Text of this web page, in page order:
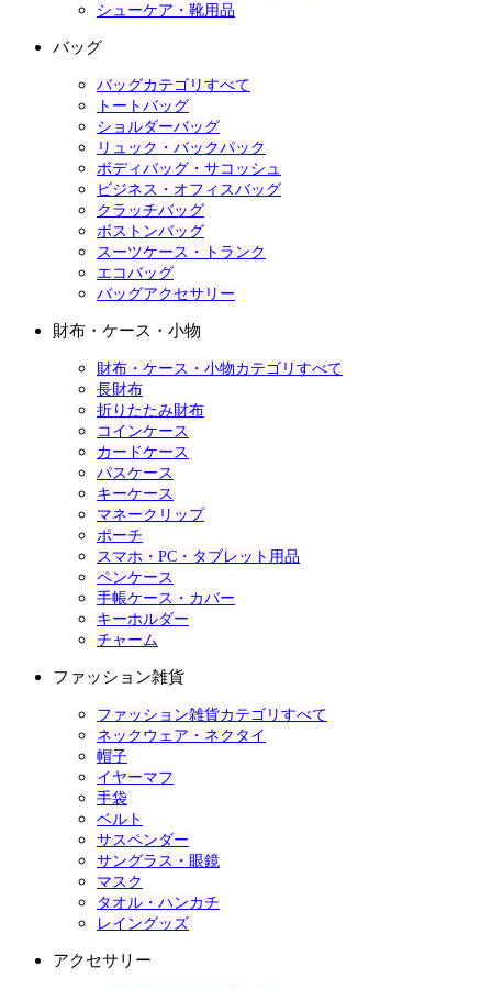
シューケア・靴用品
バッグ
バッグカテゴリすべて
トートバッグ
ショルダーバッグ
リュック・バックパック
ボディバッグ・サコッシュ
ビジネス・オフィスバッグ
クラッチバッグ
ボストンバッグ
スーツケース・トランク
エコバッグ
バッグアクセサリー
財布・ケース・小物
財布・ケース・小物カテゴリすべて
長財布
折りたたみ財布
コインケース
カードケース
パスケース
キーケース
マネークリップ
ポーチ
スマホ・PC・タブレット用品
ペンケース
手帳ケース・カバー
キーホルダー
チャーム
ファッション雑貨
ファッション雑貨カテゴリすべて
ネックウェア・ネクタイ
帽子
イヤーマフ
手袋
ベルト
サスペンダー
サングラス・眼鏡
マスク
タオル・ハンカチ
レイングッズ
アクセサリー